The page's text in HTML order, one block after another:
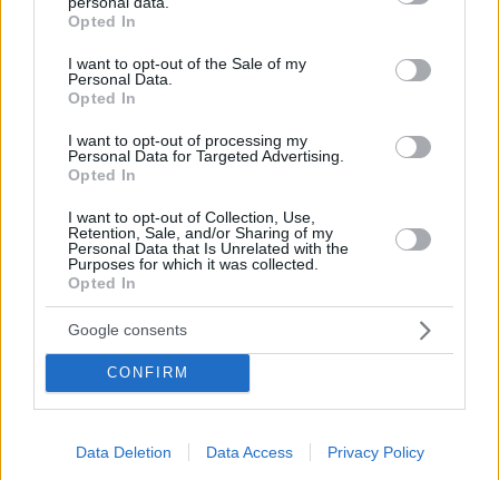
grant or deny consent to Google and its third-party tags to
use your data for below specified purposes in below Google
consent section.
Opted In
I want to opt-out of the Sale of my
Personal Data.
Opted In
I want to opt-out of processing my
Personal Data for Targeted Advertising.
Opted In
I want to opt-out of Collection, Use,
Retention, Sale, and/or Sharing of my
Personal Data that Is Unrelated with the
Purposes for which it was collected.
Opted In
Google consents
CONFIRM
Data Deletion Data Access Privacy Policy
ΑΠΑΝΤΗΣΗ
Ακρόαση
04.12.2024, 00:09
στο άκουσμα του!
ΑΠΑΝΤΗΣΗ
Τσαούσης
04.12.2024, 00:06
Ήμαρτον ρε παιδιά τι λετε; Ακούς τον άρχοντα και
σου σηκώνεται η κ*λ*τριχα από ανατριχίλα. Στα συν
σωστός, κανείς δεν λέει ότι δεν έχει φωνή, αλλά
άνευρος. Πιο πολύ μας κάνει εντύπωση το κόντρα σε